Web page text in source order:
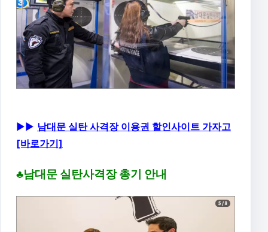
▶▶ 남대문 실탄 사격장 이용권 할인사이트 가자고
[바로가기]
♣남대문 실탄사격장 총기 안내